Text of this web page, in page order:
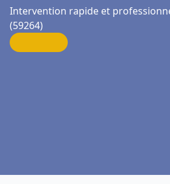
Intervention rapide et
(59264)